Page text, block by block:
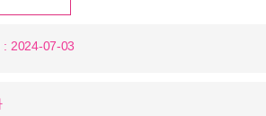
: 2024-07-03